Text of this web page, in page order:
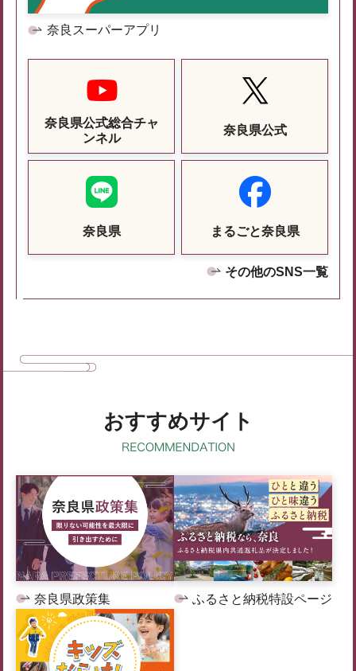
奈良スーパーアプリ
奈良県公式総合チャ
ンネル
奈良県公式
奈良県 まるごと奈良県
その他のSNS一覧
おすすめサイト
奈良県政策集 ふるさと納税特設ページ